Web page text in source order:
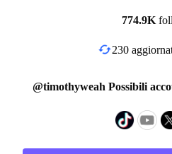
774.9K
230
@timothyweah Possibili